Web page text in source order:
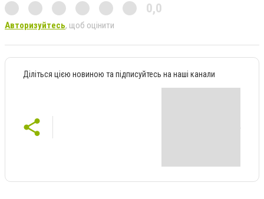
0,0
Авторизуйтесь, щоб оцінити
Діліться цією новиною та підписуйтесь на наші канали